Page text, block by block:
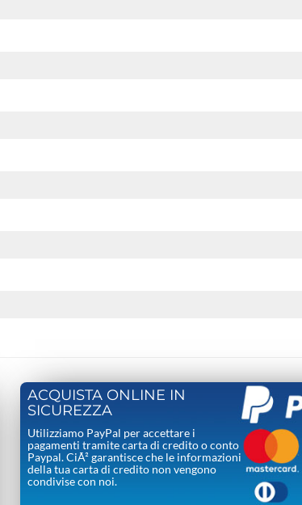
ACQUISTA ONLINE IN
SICUREZZA
Utilizziamo PayPal per accettare i
pagamenti tramite carta di credito o conto
Paypal. CiÃ² garantisce che le informazioni
della tua carta di credito non vengono
condivise con noi.